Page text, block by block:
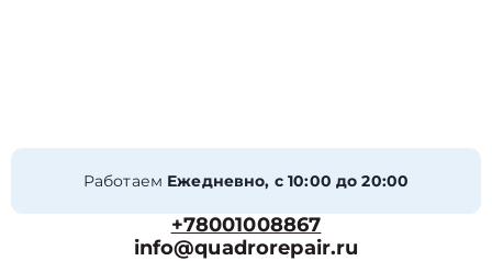
Работаем Ежедневно, с 10:00 до 20:00
+78001008867
info@quadrorepair.ru